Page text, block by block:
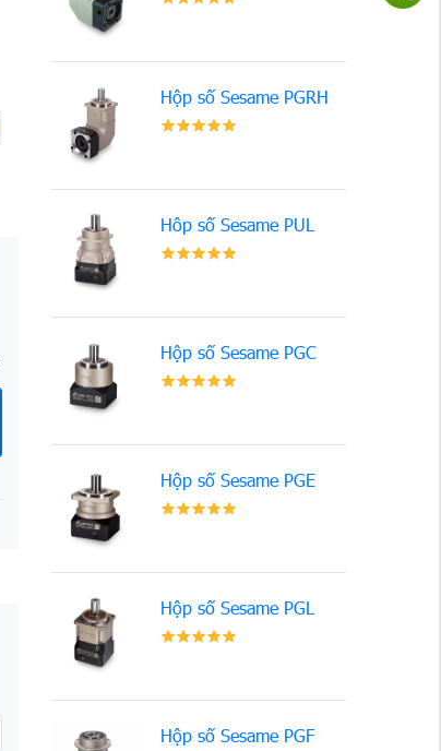
Hộp số Sesame PGRH
Hôp số Sesame PUL
Hộp số Sesame PGC
Hộp số Sesame PGE
Hộp số Sesame PGL
Hộp số Sesame PGF